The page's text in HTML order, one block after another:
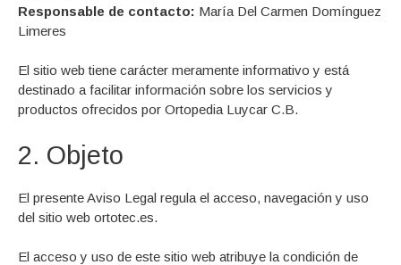
Responsable de contacto: María Del Carmen Domínguez
Limeres
El sitio web tiene carácter meramente informativo y está
destinado a facilitar información sobre los servicios y
productos ofrecidos por Ortopedia Luycar C.B.
2. Objeto
El presente Aviso Legal regula el acceso, navegación y uso
del sitio web ortotec.es.
El acceso y uso de este sitio web atribuye la condición de